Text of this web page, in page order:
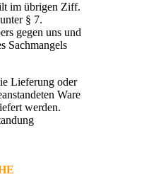
im übrigen Ziff.
§ 7.
gegen uns und
Sachmangels
Lieferung oder
Ware
werden.